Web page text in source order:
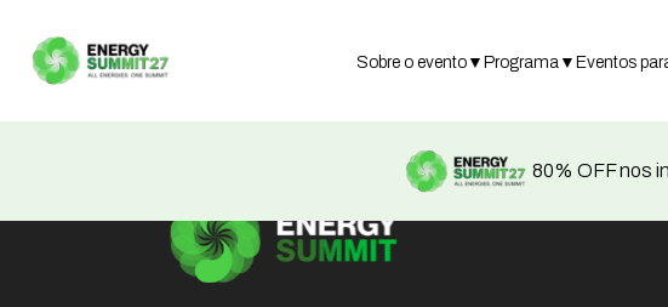
Sobre o evento ▼Programa ▼Eventos
80% OFF nos
Not found